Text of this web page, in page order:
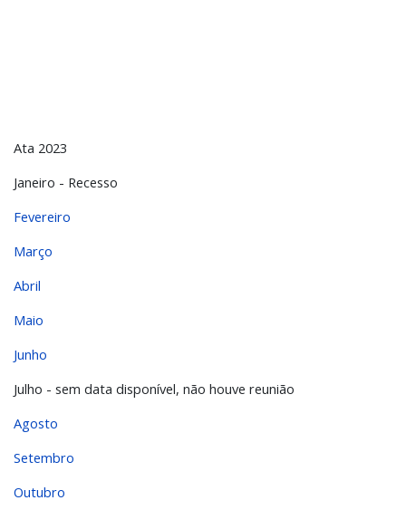
Ata 2023
Janeiro - Recesso
Fevereiro
Março
Abril
Maio
Junho
Julho - sem data disponível, não houve reunião
Agosto
Setembro
Outubro